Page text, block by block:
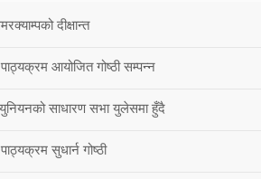
दीक्षान्त
आयोजित गोष्ठी सम्पन्न
साधारण सभा युलेसमा हुँदै
सुधार्न गोष्ठी